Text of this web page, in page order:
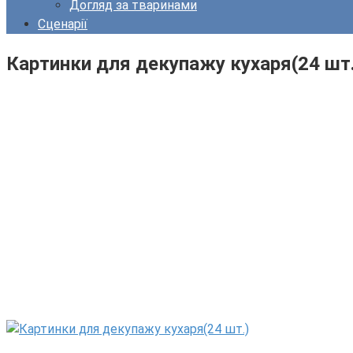
Догляд за тваринами
Сценарії
Картинки для декупажу кухаря(24